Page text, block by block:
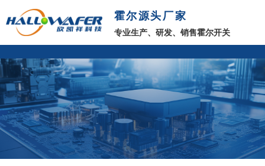
霍尔源头厂家
专业生产、研发、销售霍尔开关